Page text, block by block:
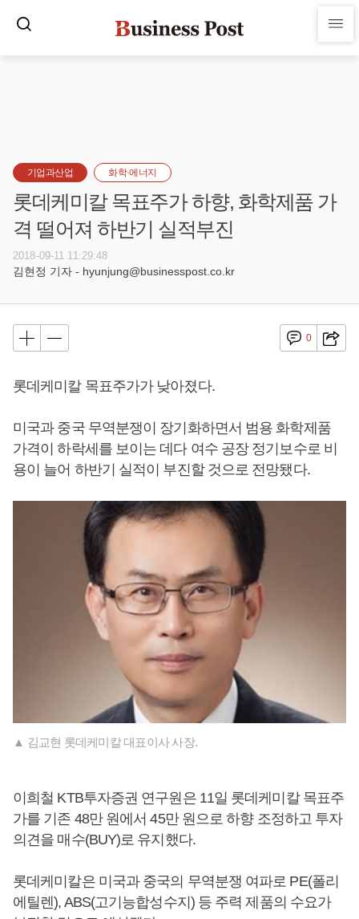
기업과산업 화학·에너지
롯데케미칼 목표주가 하향, 화학제품 가
격 떨어져 하반기 실적부진
2018-09-11 11:29:48
김현정 기자 - hyunjung@businesspost.co.kr
0
롯데케미칼 목표주가가 낮아졌다.
미국과 중국 무역분쟁이 장기화하면서 범용 화학제품
가격이 하락세를 보이는 데다 여수 공장 정기보수로 비
용이 늘어 하반기 실적이 부진할 것으로 전망됐다.
▲ 김교현 롯데케미칼 대표이사 사장.
이희철 KTB투자증권 연구원은 11일 롯데케미칼 목표주
가를 기존 48만 원에서 45만 원으로 하향 조정하고 투자
의견을 매수(BUY)로 유지했다.
롯데케미칼은 미국과 중국의 무역분쟁 여파로 PE(폴리
에틸렌), ABS(고기능합성수지) 등 주력 제품의 수요가